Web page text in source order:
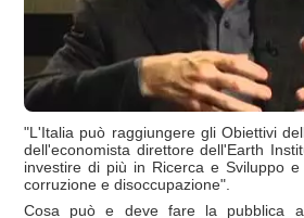
"L'Italia può raggiungere gli Obiettivi
dell'economista direttore dell'Earth
investire di più in Ricerca e Sviluppo e
corruzione e disoccupazione".
Cosa può e deve fare la pubblica